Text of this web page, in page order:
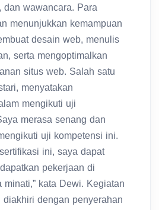
dan wawancara. Para
menunjukkan kemampuan
desain web, menulis
serta mengoptimalkan
situs web. Salah satu
menyatakan
mengikuti uji
merasa senang dan
uji kompetensi ini.
ini, saya dapat
pekerjaan di
minati,” kata Dewi. Kegiatan
dengan penyerahan